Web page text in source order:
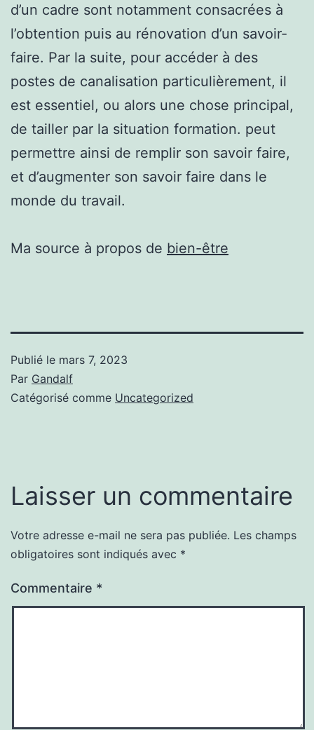
d’un cadre sont notamment consacrées à
l’obtention puis au rénovation d’un savoir-
faire. Par la suite, pour accéder à des
postes de canalisation particulièrement, il
est essentiel, ou alors une chose principal,
de tailler par la situation formation. peut
permettre ainsi de remplir son savoir faire,
et d’augmenter son savoir faire dans le
monde du travail.
Ma source à propos de bien-être
Publié le mars 7, 2023
Par Gandalf
Catégorisé comme Uncategorized
Laisser un commentaire
Votre adresse e-mail ne sera pas publiée. Les champs
obligatoires sont indiqués avec *
Commentaire *